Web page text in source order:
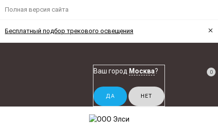
Полная версия сайта
Бесплатный подбор трекового освещения ×
Ваш город Москва? 0